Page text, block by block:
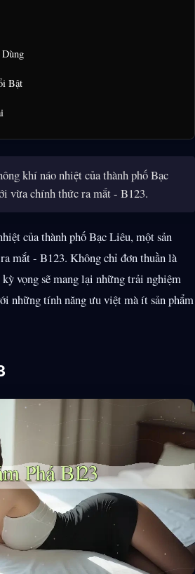
Bật
khí náo nhiệt của thành phố Bạc
vừa chính thức ra mắt - B123.
của thành phố Bạc Liêu, một sản
mắt - B123. Không chỉ đơn thuần là
vọng sẽ mang lại những trải nghiệm
những tính năng ưu việt mà ít sản phẩm